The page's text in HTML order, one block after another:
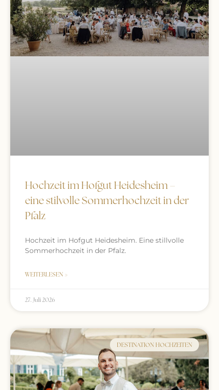
Hochzeit im Hofgut Heidesheim –
eine stilvolle Sommerhochzeit in der
Pfalz
Hochzeit im Hofgut Heidesheim. Eine stillvolle
Sommerhochzeit in der Pfalz.
WEITERLESEN »
27. Juli 2026
DESTINATION HOCHZEITEN